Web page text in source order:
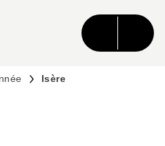
CONTENU
Isère